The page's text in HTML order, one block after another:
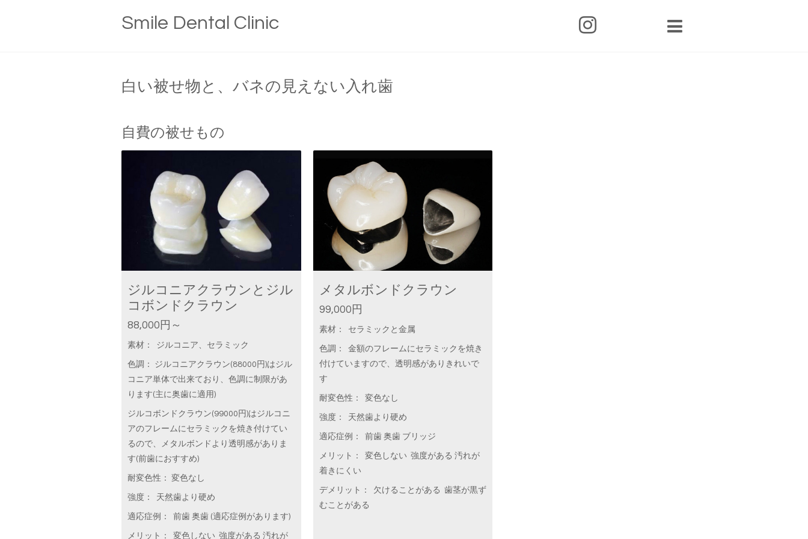
Smile Dental Clinic
白い被せ物と、バネの見えない入れ歯
自費の被せもの
ジルコニアクラウンとジル
コボンドクラウン
88,000円～
素材： ジルコニア、セラミック
色調： ジルコニアクラウン(88000円)はジル
コニア単体で出来ており、色調に制限があ
ります(主に奥歯に適用)
ジルコボンドクラウン(99000円)はジルコニ
アのフレームにセラミックを焼き付けてい
るので、メタルボンドより透明感がありま
す(前歯におすすめ)
耐変色性： 変色なし
強度： 天然歯より硬め
適応症例： 前歯 奥歯 (適応症例があります)
メリット： 変色しない 強度がある 汚れが
メタルボンドクラウン
99,000円
素材： セラミックと金属
色調： 金額のフレームにセラミックを焼き
付けていますので、透明感がありきれいで
す
耐変色性： 変色なし
強度： 天然歯より硬め
適応症例： 前歯 奥歯 ブリッジ
メリット： 変色しない 強度がある 汚れが
着きにくい
デメリット： 欠けることがある 歯茎が黒ず
むことがある